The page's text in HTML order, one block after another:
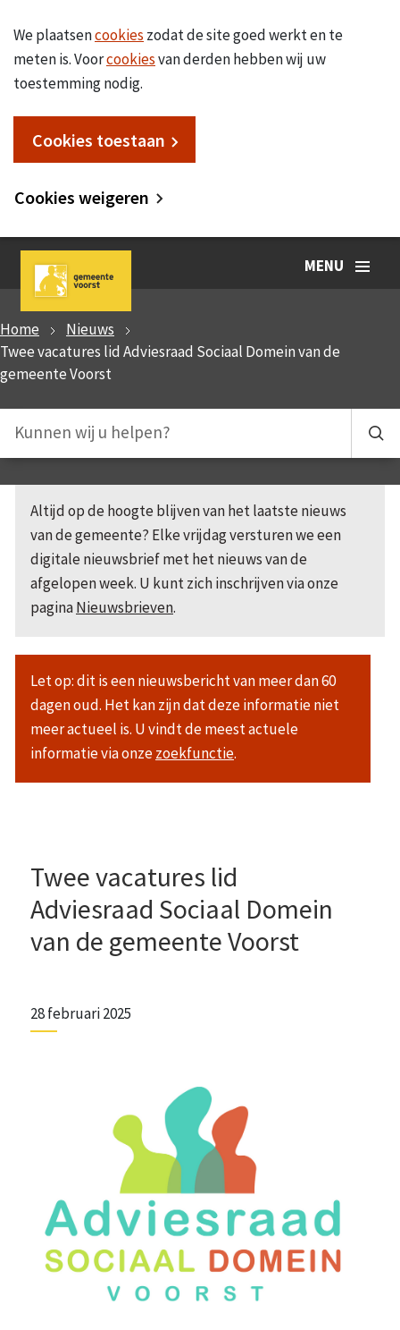
We plaatsencookies zodat de site goed werkt en te
meten is. Voorcookiesvan derden hebben wij uw
toestemming nodig.
Cookies toestaan
Cookies weigeren
MENU
Home
Nieuws
Twee vacatures lid Adviesraad Sociaal Domein van de
gemeente Voorst
Altijd op de hoogte blijven van het laatste nieuws
van de gemeente? Elke vrijdag versturen we een
digitale nieuwsbrief met het nieuws van de
afgelopen week. U kunt zich inschrijven via onze
paginaNieuwsbrieven.
Let op: dit is een nieuwsbericht van meer dan 60
dagen oud. Het kan zijn dat deze informatie niet
meer actueel is. U vindt de meest actuele
informatie via onzezoekfunctie.
Twee vacatures lid
Adviesraad Sociaal Domein
van de gemeente Voorst
28 februari 2025